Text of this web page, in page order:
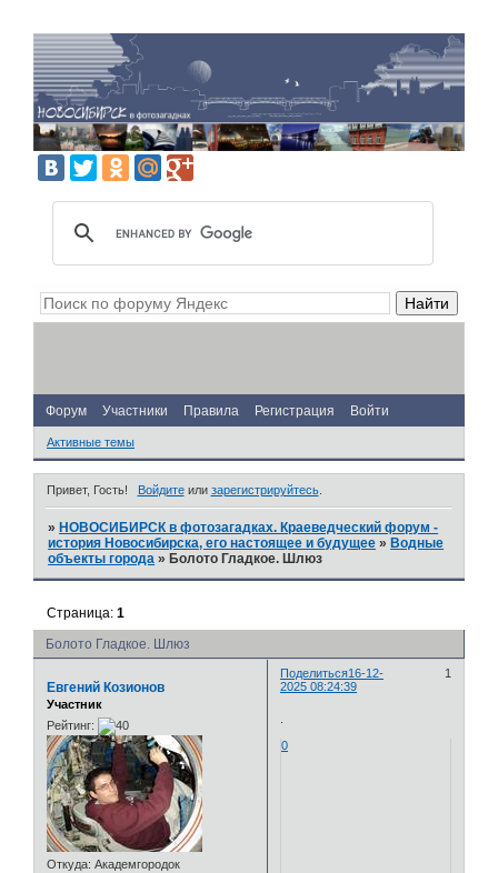
Форум Участники Правила Регистрация Войти
Активные темы
Привет, Гость! Войдитеили зарегистрируйтесь.
» НОВОСИБИРСК в фотозагадках. Краеведческий форум -
история Новосибирска, его настоящее и будущее » Водные
объекты города » Болото Гладкое. Шлюз
Болото Гладкое. Шлюз
Страница:1
Поделиться 1
16-12-
2025 08:24:39
Евгений Козионов
Участник
Рейтинг:
Откуда: Академгородок
0